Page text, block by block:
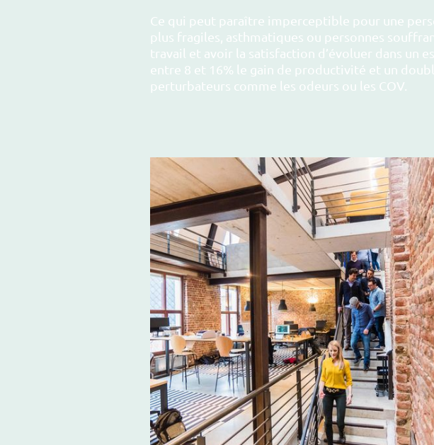
Ce qui peut paraître imperceptible pour une
plus fragiles, asthmatiques ou personnes
travail et avoir la satisfaction d’évoluer dans un
entre 8 et 16% le gain de productivité et un
perturbateurs comme les odeurs ou les COV.